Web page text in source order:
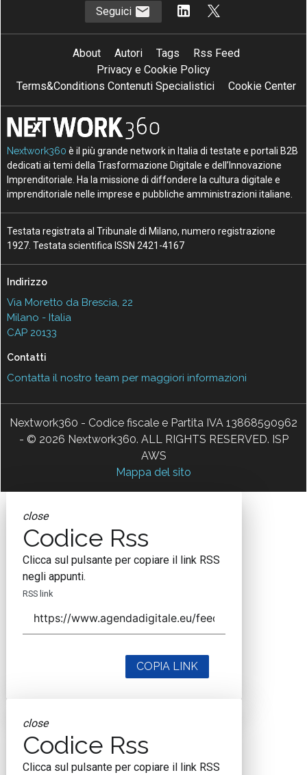
Seguici
About Autori Tags
Rss Feed
Privacy e Cookie Policy
Terms&Conditions Contenuti Specialistici
Cookie Center
Nextwork360 è il più grande network in Italia di testate e portali B2B
dedicati ai temi della Trasformazione Digitale e dell’Innovazione
Imprenditoriale. Ha la missione di diffondere la cultura digitale e
imprenditoriale nelle imprese e pubbliche amministrazioni italiane.
Testata registrata al Tribunale di Milano, numero registrazione
1927. Testata scientifica ISSN 2421-4167
Indirizzo
Via Moretto da Brescia, 22
Milano - Italia
CAP 20133
Contatti
Contatta il nostro team per maggiori informazioni
Nextwork360 - Codice fiscale e Partita IVA 13868590962
- © 2026 Nextwork360. ALL RIGHTS RESERVED. ISP
AWS
Mappa del sito
close
Codice Rss
Clicca sul pulsante per copiare il link RSS
negli appunti.
RSS link
COPIA LINK
close
Codice Rss
Clicca sul pulsante per copiare il link RSS